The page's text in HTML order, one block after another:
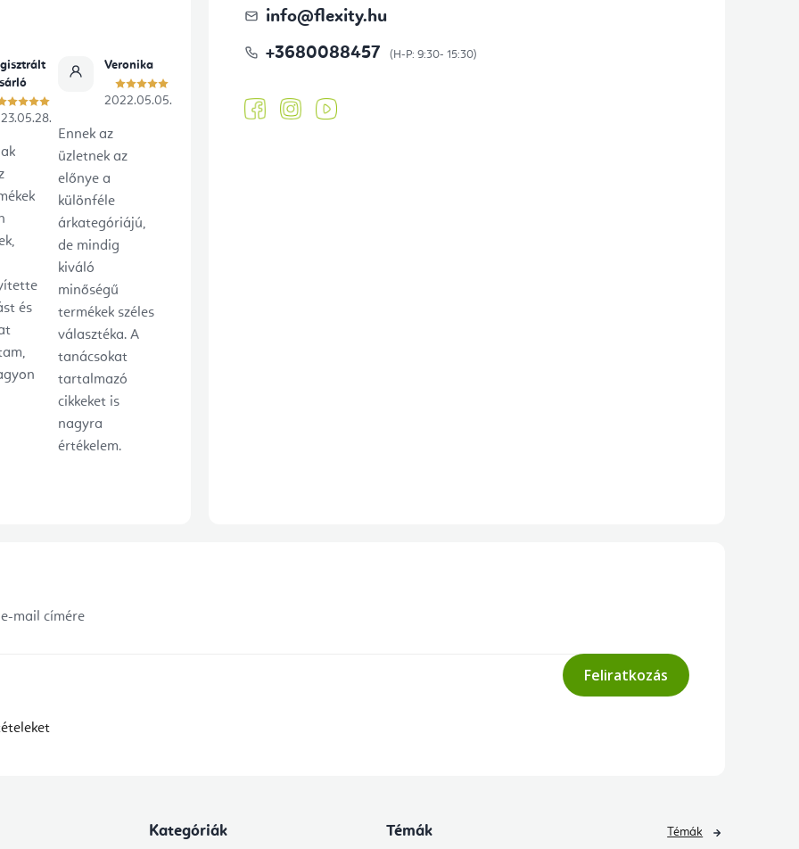
és
Veronika
2022.05.05.
Ennek az
üzletnek az
előnye a
különféle
árkategóriájú,
de mindig
kiváló
minőségű
termékek széles
választéka. A
tanácsokat
tartalmazó
cikkeket is
nagyra
értékelem.
info@flexity.hu
+3680088457
mail címére
Feliratkozás
Kategóriák Témák Témák